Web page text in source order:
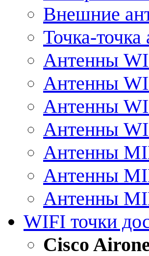
Внешние
Точка-
Антенны
Антенны
Антенны
Антенны
Антенны
Антенны
Антенны
WIFI точки
Cisco